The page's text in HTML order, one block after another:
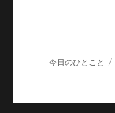
今日のひとこと